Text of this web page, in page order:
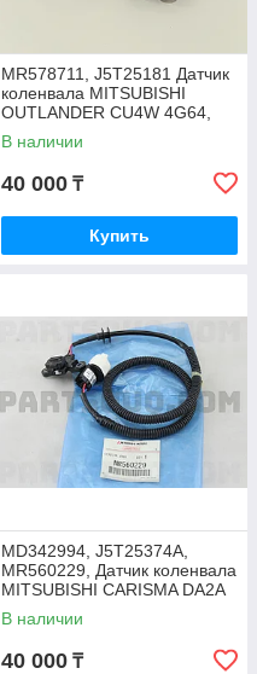
MR578711, J5T25181 Датчик
коленвала MITSUBISHI
OUTLANDER CU4W 4G64,
JAPAN
В наличии
40 000 ₸
Купить
MD342994, J5T25374A,
MR560229, Датчик коленвала
MITSUBISHI CARISMA DA2A
GDI, GALANT EA1A 4G93
GDI, JAPAN
В наличии
40 000 ₸